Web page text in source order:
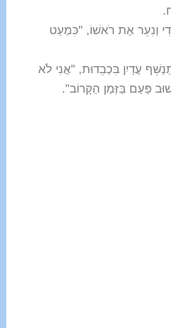
וְנִעֵר אֶת רֹאשׁוֹ, "כִּמְעַט
עֲדַיִן בִּכְבֵדוּת, "אֲנִי לֹא
פַּעַם בַּזְּמַן הַקָּרוֹב".